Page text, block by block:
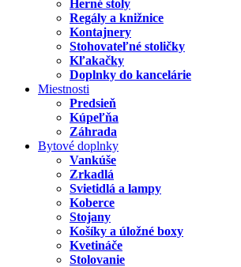
Herné stoly
Regály a knižnice
Kontajnery
Stohovateľné stoličky
Kľakačky
Doplnky do kancelárie
Miestnosti
Predsieň
Kúpeľňa
Záhrada
Bytové doplnky
Vankúše
Zrkadlá
Svietidlá a lampy
Koberce
Stojany
Košíky a úložné boxy
Kvetináče
Stolovanie